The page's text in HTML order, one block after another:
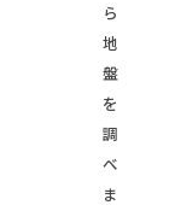
ら
地
盤
を
調
べ
ま